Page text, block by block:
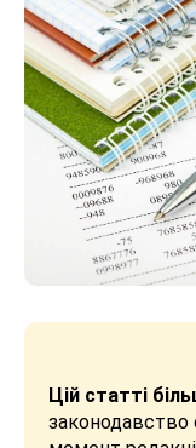
Цій статті
законодавство